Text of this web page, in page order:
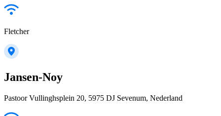
Fletcher
Jansen-Noy
Pastoor Vullinghsplein 20, 5975 DJ Sevenum, Nederland